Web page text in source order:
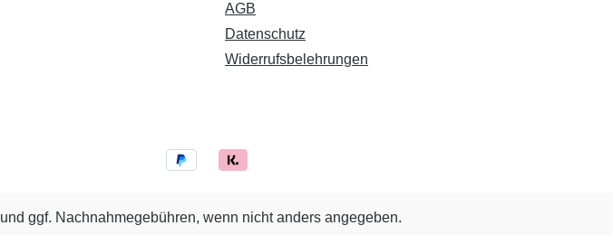
AGB
Datenschutz
Widerrufsbelehrungen
und ggf. Nachnahmegebühren, wenn nicht anders angegeben.